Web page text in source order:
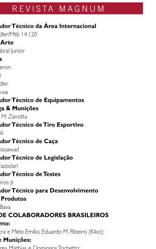
dirigirmos a todos os grupos aqui
enfoca não só armamento
aquele tradicional, quase sempre
de peso – não raro como
também está aqui presente através das
Taurus e Rossi, pois jamais deixaríamos
reconhecido bom trabalho atual e
Empresas gaúchas!
de Testes ou Apresentações, vários
o armamento - e até mesmo em
- serão encontrados nestas
nosso convite para lê-las e relê-
buscando dessa forma se
expostos com carinho através de
e passados - ou mesmo simplesmente